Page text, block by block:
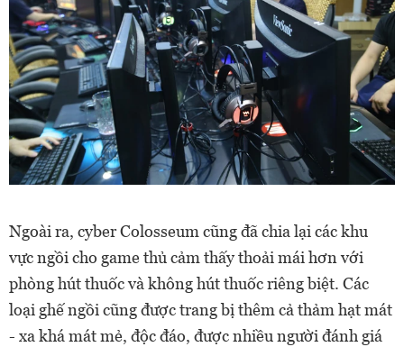
Ngoài ra, cyber Colosseum cũng đã chia lại các khu
vực ngồi cho game thủ cảm thấy thoải mái hơn với
phòng hút thuốc và không hút thuốc riêng biệt. Các
loại ghế ngồi cũng được trang bị thêm cả thảm hạt mát
- xa khá mát mẻ, độc đáo, được nhiều người đánh giá